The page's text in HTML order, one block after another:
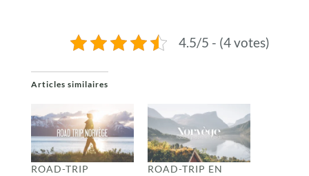
4.5/5 - (4 votes)
Articles similaires
ROAD-TRIP
ROAD-TRIP EN